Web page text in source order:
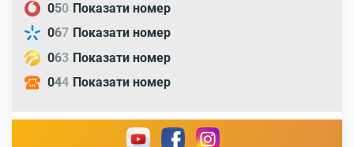
050 Показати номер
067 Показати номер
063 Показати номер
044 Показати номер